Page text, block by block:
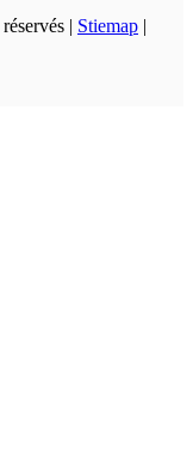
| Stiemap |